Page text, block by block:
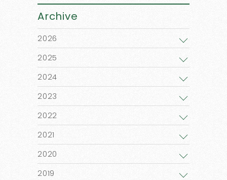
Archive
2026
2025
2024
2023
2022
2021
2020
2019